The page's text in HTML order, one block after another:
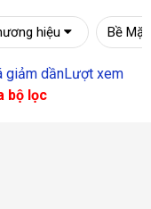
hiệu Bề Mặt
giảm dầnLượt xem
bộ lọc